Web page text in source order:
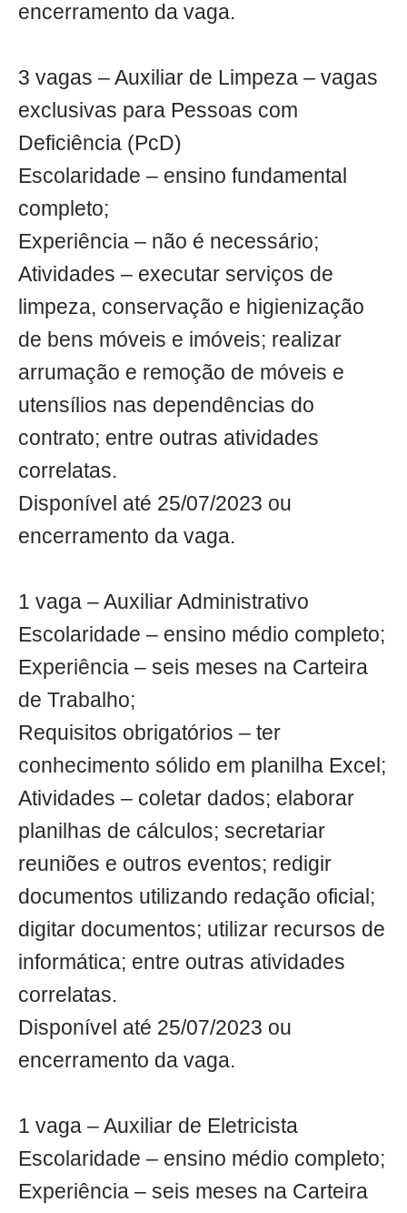
encerramento da vaga.
3 vagas – Auxiliar de Limpeza – vagas
exclusivas para Pessoas com
Deficiência (PcD)
Escolaridade – ensino fundamental
completo;
Experiência – não é necessário;
Atividades – executar serviços de
limpeza, conservação e higienização
de bens móveis e imóveis; realizar
arrumação e remoção de móveis e
utensílios nas dependências do
contrato; entre outras atividades
correlatas.
Disponível até 25/07/2023 ou
encerramento da vaga.
1 vaga – Auxiliar Administrativo
Escolaridade – ensino médio completo;
Experiência – seis meses na Carteira
de Trabalho;
Requisitos obrigatórios – ter
conhecimento sólido em planilha Excel;
Atividades – coletar dados; elaborar
planilhas de cálculos; secretariar
reuniões e outros eventos; redigir
documentos utilizando redação oficial;
digitar documentos; utilizar recursos de
informática; entre outras atividades
correlatas.
Disponível até 25/07/2023 ou
encerramento da vaga.
1 vaga – Auxiliar de Eletricista
Escolaridade – ensino médio completo;
Experiência – seis meses na Carteira